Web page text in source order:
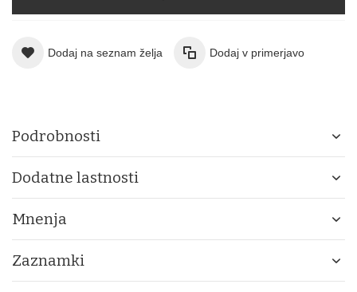
Dodaj na seznam želja Dodaj v primerjavo
Podrobnosti
Dodatne lastnosti
Mnenja
Zaznamki